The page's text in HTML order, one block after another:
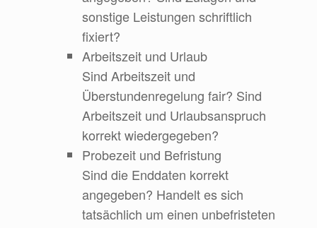
sonstige Leistungen schriftlich
fixiert?
Arbeitszeit und Urlaub
Sind Arbeitszeit und
Überstundenregelung fair? Sind
Arbeitszeit und Urlaubsanspruch
korrekt wiedergegeben?
Probezeit und Befristung
Sind die Enddaten korrekt
angegeben? Handelt es sich
tatsächlich um einen unbefristeten